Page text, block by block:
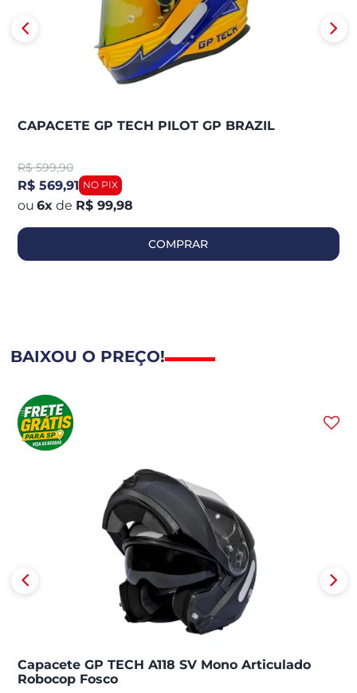
CAPACETE GP TECH PILOT GP BRAZIL
R$ 599,90
R$ 569,91
6x de R$ 99,98
COMPRAR
BAIXOU O PREÇO!
Capacete GP TECH A118 SV Mono Articulado
Robocop Fosco